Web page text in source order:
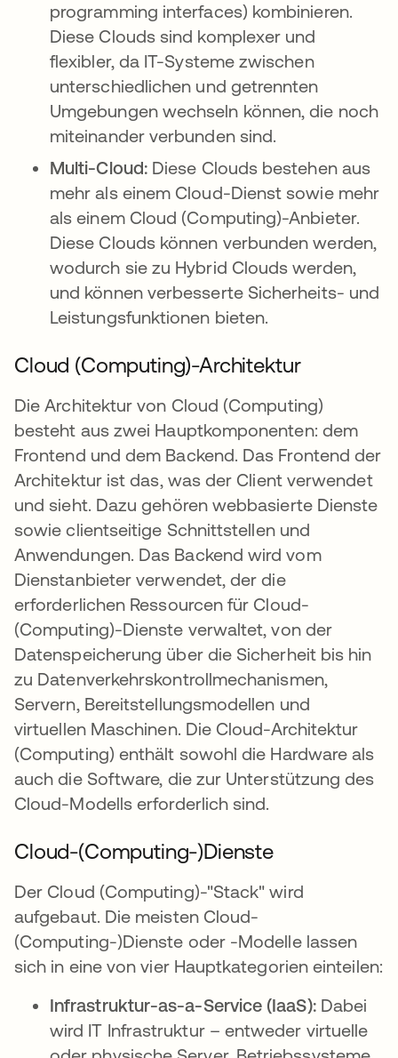
programming interfaces) kombinieren.
Diese Clouds sind komplexer und
flexibler, da IT-Systeme zwischen
unterschiedlichen und getrennten
Umgebungen wechseln können, die noch
miteinander verbunden sind.
Multi-Cloud: Diese Clouds bestehen aus
mehr als einem Cloud-Dienst sowie mehr
als einem Cloud (Computing)-Anbieter.
Diese Clouds können verbunden werden,
wodurch sie zu Hybrid Clouds werden,
und können verbesserte Sicherheits- und
Leistungsfunktionen bieten.
Cloud (Computing)-Architektur
Die Architektur von Cloud (Computing)
besteht aus zwei Hauptkomponenten: dem
Frontend und dem Backend. Das Frontend der
Architektur ist das, was der Client verwendet
und sieht. Dazu gehören webbasierte Dienste
sowie clientseitige Schnittstellen und
Anwendungen. Das Backend wird vom
Dienstanbieter verwendet, der die
erforderlichen Ressourcen für Cloud-
(Computing)-Dienste verwaltet, von der
Datenspeicherung über die Sicherheit bis hin
zu Datenverkehrskontrollmechanismen,
Servern, Bereitstellungsmodellen und
virtuellen Maschinen. Die Cloud-Architektur
(Computing) enthält sowohl die Hardware als
auch die Software, die zur Unterstützung des
Cloud-Modells erforderlich sind.
Cloud-(Computing-)Dienste
Der Cloud (Computing)-"Stack" wird
aufgebaut. Die meisten Cloud-
(Computing-)Dienste oder -Modelle lassen
sich in eine von vier Hauptkategorien einteilen:
Infrastruktur-as-a-Service (IaaS): Dabei
wird IT Infrastruktur – entweder virtuelle